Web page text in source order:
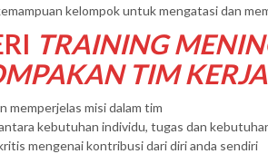
kelompok untuk mengatasi dan
TRAINING
TIM KERJA
memperjelas misi dalam tim
kebutuhan individu, tugas dan
mengenai kontribusi dari diri anda sendiri